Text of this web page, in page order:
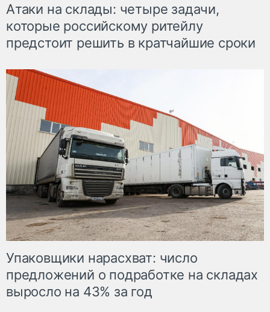
Атаки на склады: четыре задачи,
которые российскому ритейлу
предстоит решить в кратчайшие сроки
Упаковщики нарасхват: число
предложений о подработке на складах
выросло на 43% за год